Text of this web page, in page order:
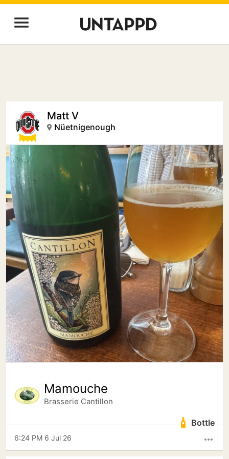
Matt V
Nüetnigenough
Mamouche
Brasserie Cantillon
Bottle
more_horiz
6:24 PM 6 Jul 26